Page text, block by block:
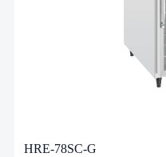
HRE-78SC-G